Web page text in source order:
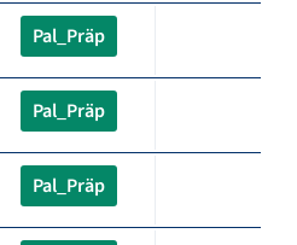
Pal_Präp
Pal_Präp
Pal_Präp